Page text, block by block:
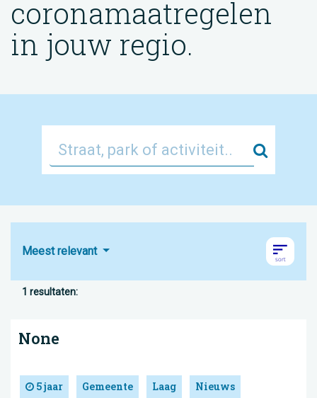
coronamaatregelen
in jouw regio.
Zoek
Meest relevant
1 resultaten:
None
5 jaar Gemeente Laag Nieuws